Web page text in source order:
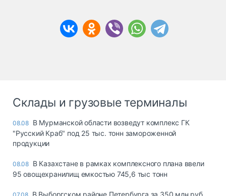
Склады и грузовые терминалы
08.08 В Мурманской области возведут комплекс ГК
"Русский Краб" под 25 тыс. тонн замороженной
продукции
08.08 В Казахстане в рамках комплексного плана ввели
95 овощехранилищ емкостью 745,6 тыс тонн
В Выборгском районе Петербурга за 350 млн руб.